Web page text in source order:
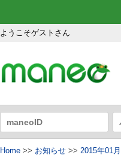
ようこそゲストさん
Home >> お知らせ >> 2015年01